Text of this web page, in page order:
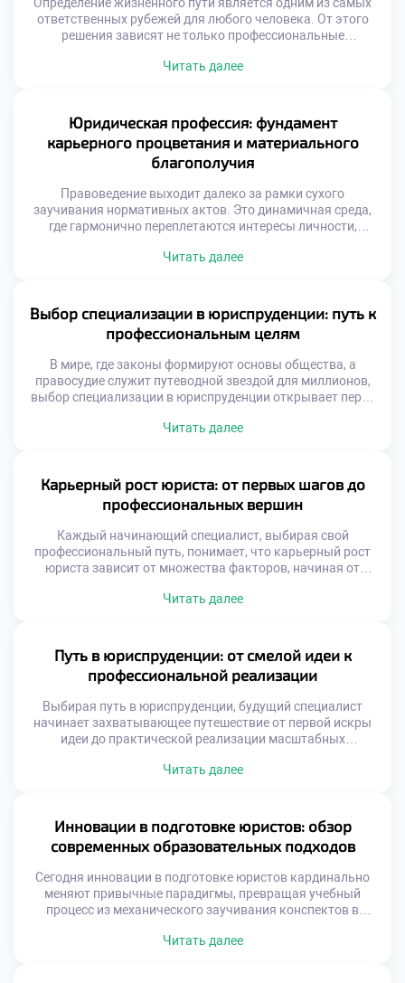
ответственных рубежей для любого человека. От этого
решения зависят не только профессиональные
социуме и уровень материального достатка.
общественные процессы и открывая широкие горизонты.
В этом материале мы разберем, почему […]
Читать далее
Юридическая профессия: фундамент
карьерного процветания и материального
благополучия
Правоведение выходит далеко за рамки сухого
заучивания нормативных актов. Это динамичная среда,
где гармонично переплетаются интересы личности,
широкие горизонты: от построения блестящей карьеры до
воспитывает будущих руководителей, почему данная
специальность гарантирует карьерный лифт и какие […]
Читать далее
Выбор специализации в юриспруденции: путь к
профессиональным целям
В мире, где законы формируют основы общества, а
правосудие служит путеводной звездой для миллионов,
выбор специализации в юриспруденции открывает перед
карьерных возможностей. Это не просто вопрос о том,
амбиций. Чтобы успешно ориентироваться в этом […]
Читать далее
Карьерный рост юриста: от первых шагов до
профессиональных вершин
Каждый начинающий специалист, выбирая свой
профессиональный путь, понимает, что карьерный рост
юриста зависит от множества факторов, начиная от
умением гибко адаптироваться к меняющимся реалиям.
перспектив в этой сфере поистине безграничен. Правовое
дело требует не только острого ума […]
Читать далее
Путь в юриспруденции: от смелой идеи к
профессиональной реализации
Выбирая путь в юриспруденции, будущий специалист
начинает захватывающее путешествие от первой искры
идеи до практической реализации масштабных
творческая креативность и строгая логика сплетаются в
свободы граждан. Чтобы успешно преодолеть этот
сложный маршрут и превратить […]
Читать далее
Инновации в подготовке юристов: обзор
современных образовательных подходов
Сегодня инновации в подготовке юристов кардинально
меняют привычные парадигмы, превращая учебный
процесс из механического заучивания конспектов в
традиций и передовых цифровых решений. Современные
Читать далее